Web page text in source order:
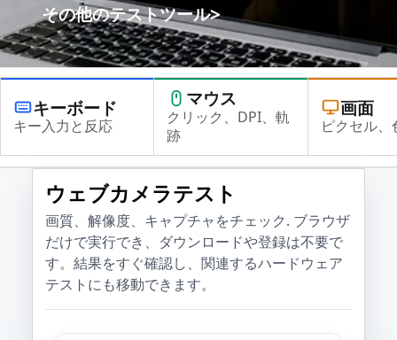
その他のテストツール>
キーボード
キー入力と反応
マウス
クリック、DPI、軌
跡
画面
ピクセル
ウェブカメラテスト
画質、解像度、キャプチャをチェック. ブラウザ
だけで実行でき、ダウンロードや登録は不要で
す。結果をすぐ確認し、関連するハードウェア
テストにも移動できます。